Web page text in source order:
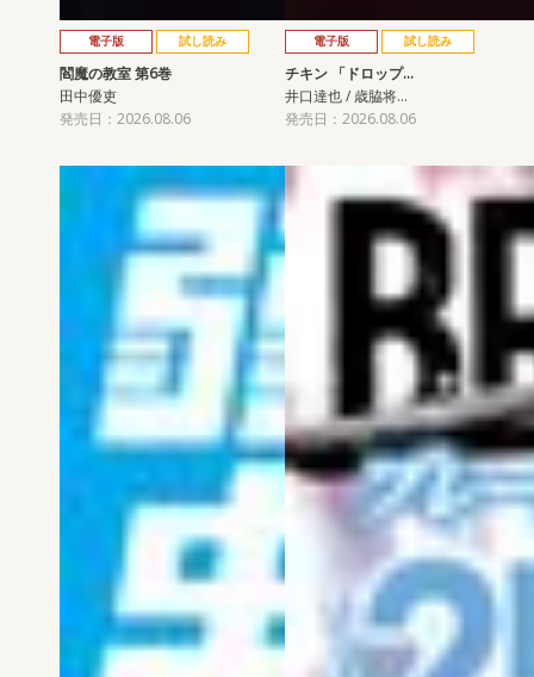
電子版 試し読み
閻魔の教室 第6巻
田中優吏
発売日：2026.08.06
電子版 試し読み
チキン 「ドロップ…
井口達也 / 歳脇将…
発売日：2026.08.06